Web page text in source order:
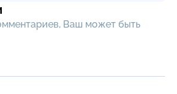
Ваш может быть